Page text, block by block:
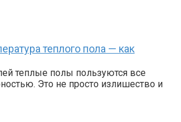
теплого пола — как
теплые полы пользуются все
Это не просто излишество и